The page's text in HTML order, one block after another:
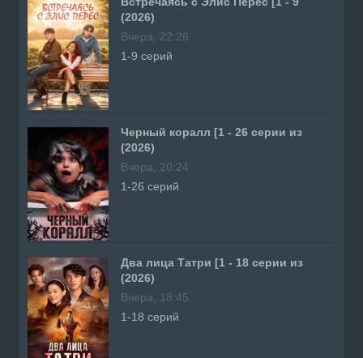
(2026)
Вчера, 22:26
1-9 серий
Черный коралл [1 - 26 серии из
(2026)
Вчера, 20:24
1-26 серий
Два лица Татри [1 - 18 серии из
(2026)
Вчера, 18:45
1-18 серий